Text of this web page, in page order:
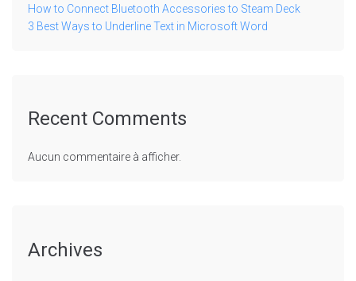
How to Connect Bluetooth Accessories to Steam Deck
3 Best Ways to Underline Text in Microsoft Word
Recent Comments
Aucun commentaire à afficher.
Archives